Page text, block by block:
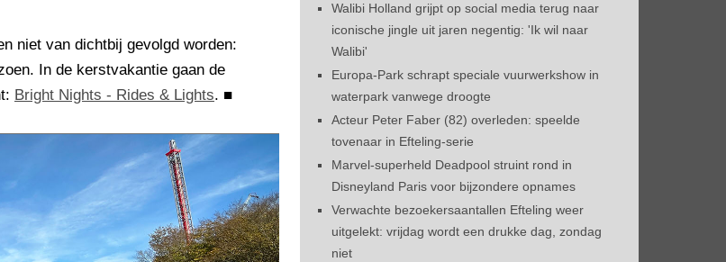
niet van dichtbij gevolgd worden:
In de kerstvakantie gaan de
Bright Nights - Rides & Lights. ■
Walibi Holland grijpt op social media terug naar
iconische jingle uit jaren negentig: 'Ik wil naar
Walibi'
Europa-Park schrapt speciale vuurwerkshow in
waterpark vanwege droogte
Acteur Peter Faber (82) overleden: speelde
tovenaar in Efteling-serie
Marvel-superheld Deadpool struint rond in
Disneyland Paris voor bijzondere opnames
Verwachte bezoekersaantallen Efteling weer
uitgelekt: vrijdag wordt een drukke dag, zondag
niet